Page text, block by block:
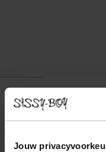
Jouw
749.00
Het zitelement uit de